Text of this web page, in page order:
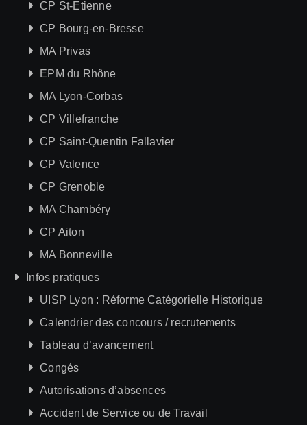
CP St-Etienne
CP Bourg-en-Bresse
MA Privas
EPM du Rhône
MA Lyon-Corbas
CP Villefranche
CP Saint-Quentin Fallavier
CP Valence
CP Grenoble
MA Chambéry
CP Aiton
MA Bonneville
Infos pratiques
UISP Lyon : Réforme Catégorielle Historique
Calendrier des concours / recrutements
Tableau d’avancement
Congés
Autorisations d’absences
Accident de Service ou de Travail